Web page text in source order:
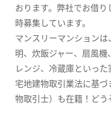
おります。弊社でお借
時募集しています。
マンスリーマンション
明、炊飯ジャー、扇風
レンジ、冷蔵庫といった
宅地建物取引業法に基
物取引士）も在籍！どう